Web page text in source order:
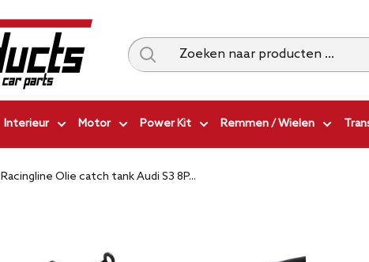
Interieur Motor Power Kit Remmen / Wielen
Racingline Olie catch tank Audi S3 8P...